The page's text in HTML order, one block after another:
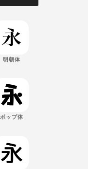
明朝体
ポップ体